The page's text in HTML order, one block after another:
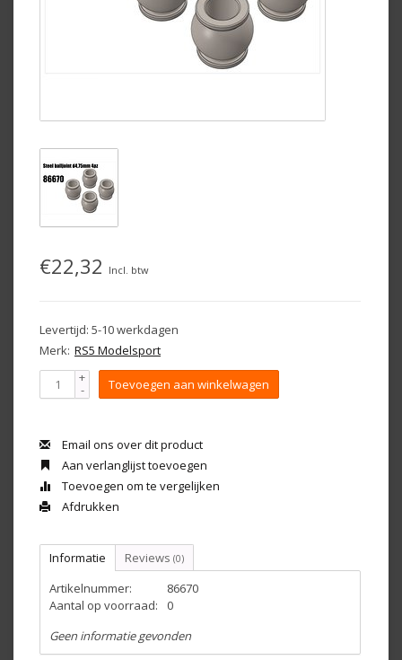
€22,32 Incl. btw
Levertijd: 5-10 werkdagen
Merk: RS5 Modelsport
+
- Toevoegen aan winkelwagen
Email ons over dit product
Aan verlanglijst toevoegen
Toevoegen om te vergelijken
Afdrukken
Informatie Reviews (0)
Artikelnummer:
86670
Aantal op voorraad:
0
Geen informatie gevonden